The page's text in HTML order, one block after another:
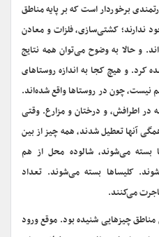
برخوردار است که بر پایه مناطق
ندارند؛ کشتی‌سازی، فلزات و معادن
و حالا به وضوح می‌توان همه نتایج
کرد. و هیچ کجا به اندازه روستاهای
نیست، چون در روستاها واقع شده‌اند.
اطرافش، و درختان و مزارع. وقتی
آنها تعطیل شدند، همه چیز از بین
می‌شوند، شالوده محل از هم
کلیساها بسته می‌شوند. تعداد
می‌کنند.
مناطق چیزهایی شنیده بود. موقع ورود